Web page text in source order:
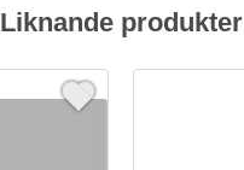
Liknande produkter